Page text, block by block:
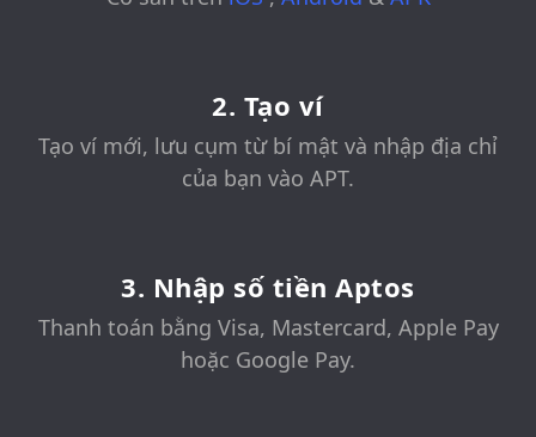
2. Tạo ví
Tạo ví mới, lưu cụm từ bí mật và nhập địa chỉ
của bạn vào APT.
3. Nhập số tiền Aptos
Thanh toán bằng Visa, Mastercard, Apple Pay
hoặc Google Pay.